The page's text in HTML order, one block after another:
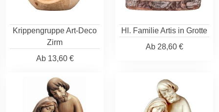
Krippengruppe Art-Deco
Zirm
Ab13,60 €
Hl. Familie Artis in Grotte
Ab28,60 €